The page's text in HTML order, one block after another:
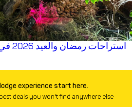
experience start here.
deals you won't find anywhere else